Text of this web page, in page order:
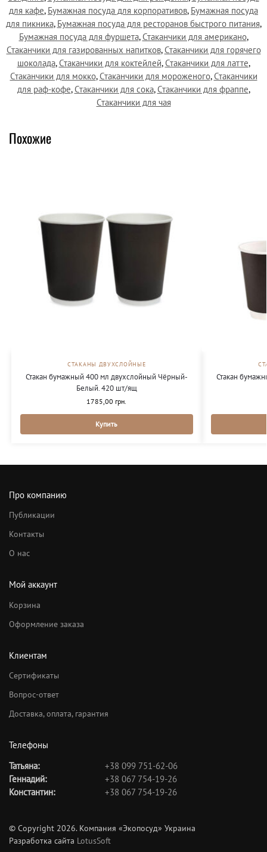
для кафе, Бумажная посуда для корпоративов, Бумажная посуда
для пикника, Бумажная посуда для ресторанов быстрого питания,
Бумажная посуда для фуршета,Стаканчики для американо,
Стаканчики для газированных напитков,Стаканчики для горячего
шоколада,Стаканчики для коктейлей,Стаканчики для латте,
Стаканчики для мокко,Стаканчики для мороженого,Стаканчики
для раф-кофе,Стаканчики для сока,Стаканчики для фраппе,
Стаканчики для чая
Похожие
СТАКАНЫ ДВУХСЛОЙНЫЕ
Стакан бумажный 400 мл двухслойный Чёрный-
Белый. 420 шт/ящ
1785,00 грн.
Купить
Стакан
Про компанию
Публикации
Контакты
О нас
Мой аккаунт
Корзина
Оформление заказа
Клиентам
Сертификаты
Вопрос-ответ
Доставка, оплата, гарантия
Телефоны
Татьяна:
+38 099 751-62-06
Геннадий:
+38 067 754-19-26
Константин:
+38 067 754-19-26
© Copyright 2026. Компания «Экопосуд» Украина
Разработка сайта LotusSoft